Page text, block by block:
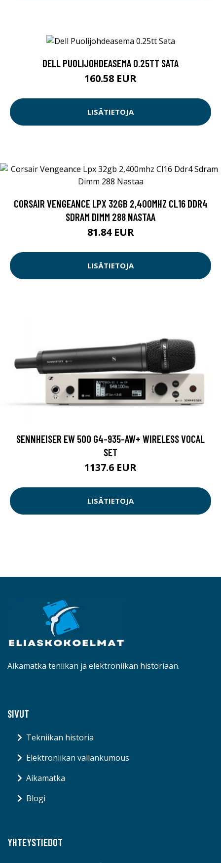
DELL PUOLIJOHDEASEMA 0.25TT SATA
160.58 EUR
LISÄTIETOJA
CORSAIR VENGEANCE LPX 32GB 2,400MHZ CL16 DDR4
SDRAM DIMM 288 NASTAA
81.84 EUR
LISÄTIETOJA
SENNHEISER EW 500 G4-935-AW+ WIRELESS VOCAL
SET
1137.6 EUR
LISÄTIETOJA
Aikamatka teniikan ja elektroniikan historiaan.
SIVUT
Tekniikan historia
Elektroniikan vallankumous
Aikamatka
Blogi
YHTEYSTIEDOT